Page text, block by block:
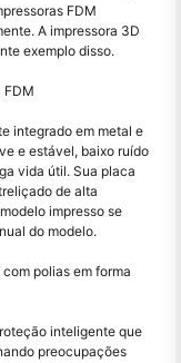
FDM
A impressora 3D
exemplo disso.
integrado em metal e
e estável, baixo ruído
vida útil. Sua placa
de alta
impresso se
do modelo.
inteligente que
preocupações